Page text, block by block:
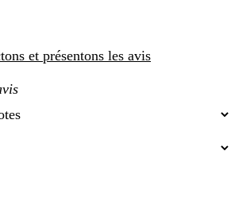
et présentons les avis